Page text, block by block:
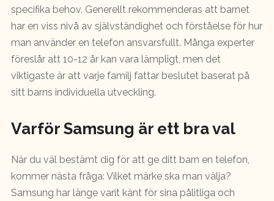
specifika behov. Generellt rekommenderas att barnet
har en viss nivå av självständighet och förståelse för hur
man använder en telefon ansvarsfullt. Många experter
föreslår att 10-12 år kan vara lämpligt, men det
viktigaste är att varje familj fattar beslutet baserat på
sitt barns individuella utveckling.
Varför Samsung är ett bra val
När du väl bestämt dig för att ge ditt barn en telefon,
kommer nästa fråga: Vilket märke ska man välja?
Samsung har länge varit känt för sina pålitliga och